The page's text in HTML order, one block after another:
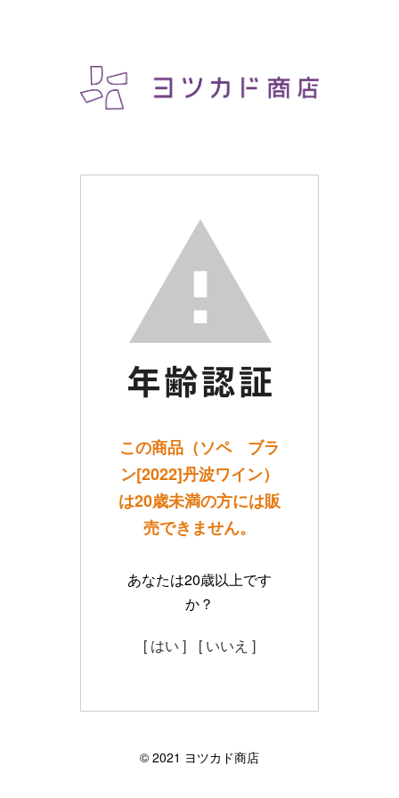
この商品（ソペ ブラ
ン[2022]丹波ワイン）
は20歳未満の方には販
売できません。
あなたは20歳以上です
か？
[ はい ] [ いいえ ]
©︎ 2021 ヨツカド商店